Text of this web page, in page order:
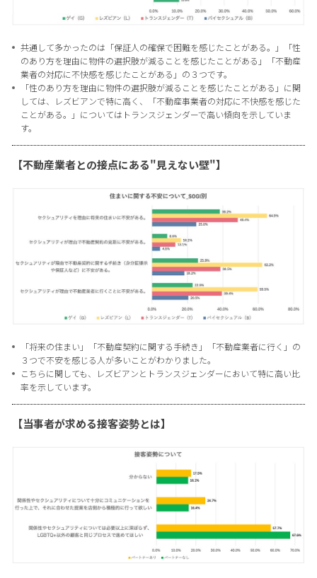
共通して多かったのは「保証人の確保で困難を感じたことがある。」「性
のあり方を理由に物件の選択肢が減ることを感じたことがある」「不動産
業者の対応に不快感を感じたことがある」の３つです。
「性のあり方を理由に物件の選択肢が減ることを感じたことがある」に関
しては、レズビアンで特に高く、「不動産事業者の対応に不快感を感じた
ことがある。」についてはトランスジェンダーで高い傾向を示していま
す。
【不動産業者との接点にある"見えない壁"】
「将来の住まい」「不動産契約に関する手続き」「不動産業者に行く」の
３つで不安を感じる人が多いことがわかりました。
こちらに関しても、レズビアンとトランスジェンダーにおいて特に高い比
率を示しています。
【当事者が求める接客姿勢とは】